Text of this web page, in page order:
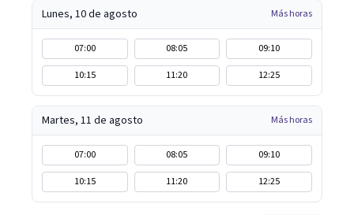
Lunes, 10 de agosto Más horas
07:00 08:05
09:10
10:15
11:20 12:25
Martes, 11 de agosto Más horas
07:00 08:05
09:10
10:15
11:20 12:25